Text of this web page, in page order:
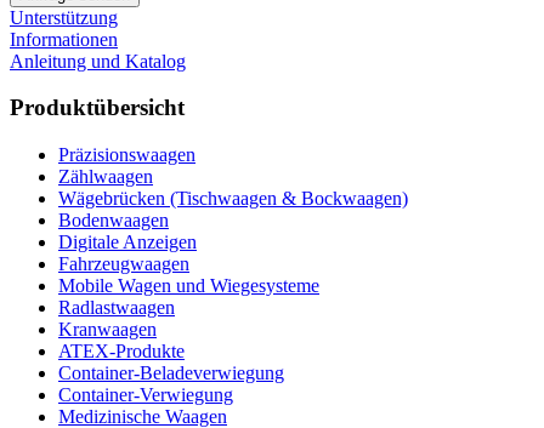
Unterstützung
Informationen
Anleitung und Katalog
Produktübersicht
Präzisionswaagen
Zählwaagen
Wägebrücken (Tischwaagen & Bockwaagen)
Bodenwaagen
Digitale Anzeigen
Fahrzeugwaagen
Mobile Wagen und Wiegesysteme
Radlastwaagen
Kranwaagen
ATEX-Produkte
Container-Beladeverwiegung
Container-Verwiegung
Medizinische Waagen